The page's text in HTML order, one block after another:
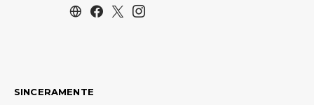
SINCERAMENTE